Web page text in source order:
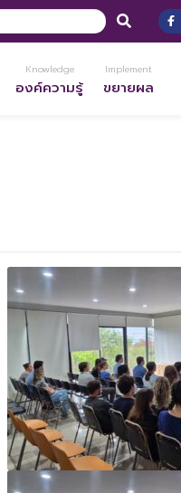
Knowledge
องค์ความรู้
Implement
ขยายผล